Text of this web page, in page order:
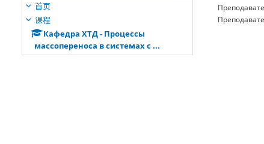
首页
课程
Кафедра ХТД - Процессы
массопереноса в системах с ...